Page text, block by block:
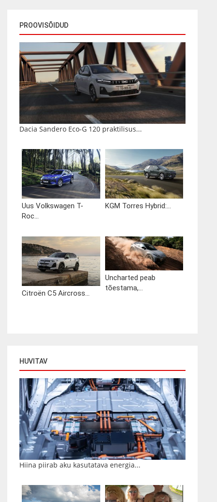
PROOVISÕIDUD
Dacia Sandero Eco-G 120 praktilisus...
Uus Volkswagen T-
Roc...
KGM Torres Hybrid:...
Citroën C5 Aircross...
Uncharted peab
tõestama,...
HUVITAV
Hiina piirab aku kasutatava energia...